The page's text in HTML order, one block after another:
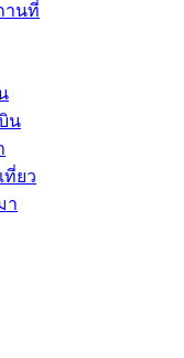
านที่
น
ที่ยว
า